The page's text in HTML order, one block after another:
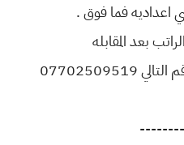
بعد المقابله